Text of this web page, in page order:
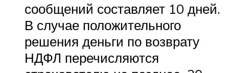
сообщений составляет 10 дней.
В случае положительного
решения деньги по возврату
НДФЛ перечисляются